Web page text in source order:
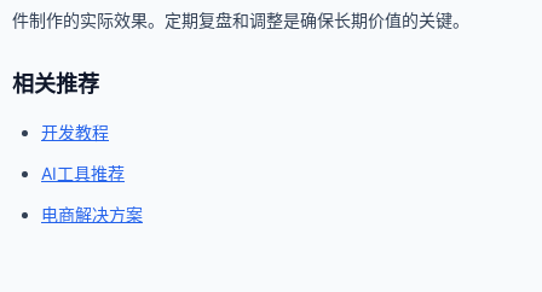
件制作的实际效果。定期复盘和调整是确保长期价值的关键。
相关推荐
开发教程
AI工具推荐
电商解决方案